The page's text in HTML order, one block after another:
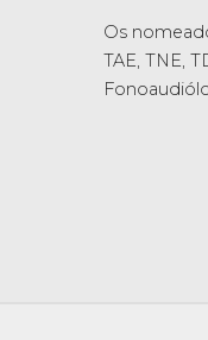
Os
TAE, TNE,